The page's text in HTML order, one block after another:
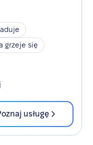
grzeje się
usługę